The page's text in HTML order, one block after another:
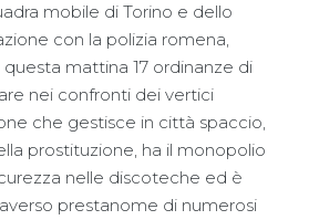
mobile di Torino e dello
con la polizia romena,
mattina 17 ordinanze di
nei confronti dei vertici
che gestisce in città spaccio,
prostituzione, ha il monopolio
nelle discoteche ed è
prestanome di numerosi